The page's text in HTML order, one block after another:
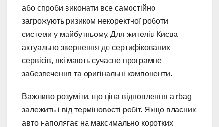
або спроби виконати все самостійно
загрожують ризиком некоректної роботи
системи у майбутньому. Для жителів Києва
актуально звернення до сертифікованих
сервісів, які мають сучасне програмне
забезпечення та оригінальні компоненти.
Важливо розуміти, що ціна відновлення airbag
залежить і від терміновості робіт. Якщо власник
авто наполягає на максимально коротких